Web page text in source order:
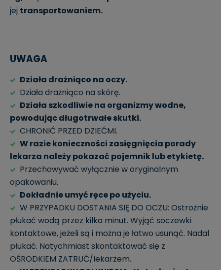
jej transportowaniem.
UWAGA
Działa drażniąco na oczy.
Działa drażniąco na skórę.
Działa szkodliwie na organizmy wodne,
powodując długotrwałe skutki.
CHRONIĆ PRZED DZIEĆMI.
W razie konieczności zasięgnięcia porady
lekarza należy pokazać pojemnik lub etykietę.
Przechowywać wyłącznie w oryginalnym
opakowaniu.
Dokładnie umyć ręce po użyciu.
W PRZYPADKU DOSTANIA SIĘ DO OCZU: Ostrożnie
płukać wodą przez kilka minut. Wyjąć soczewki
kontaktowe, jeżeli są i można je łatwo usunąć. Nadal
płukać. Natychmiast skontaktować się z
OŚRODKIEM ZATRUĆ/lekarzem.